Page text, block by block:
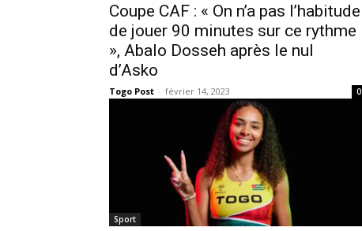
Coupe CAF : « On n’a pas l’habitude
de jouer 90 minutes sur ce rythme
», Abalo Dosseh après le nul
d’Asko
Togo Post - février 14, 2023 0
Sport